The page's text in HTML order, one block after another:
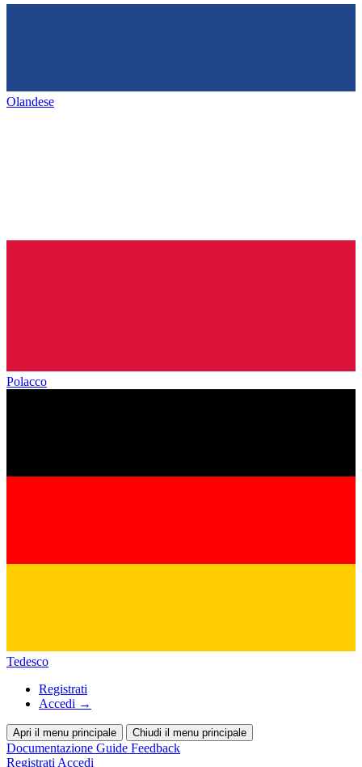
Olandese
Polacco
Tedesco
Registrati
Accedi →
Apri il menu principale Chiudi il menu principale
Documentazione Guide Feedback
Registrati Accedi